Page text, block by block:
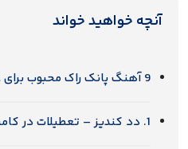
آنچه خواهید خواند
9 آهنگ پانک راک محبوب برای علاقمندان به صدا
1. دد کندیز – تعطیلات در کامبوج